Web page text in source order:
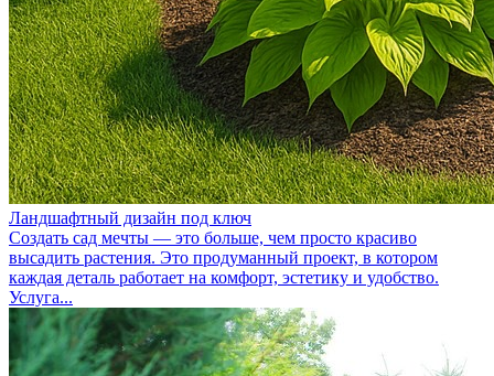
Ландшафтный дизайн под ключ
Создать сад мечты — это больше, чем просто красиво
высадить растения. Это продуманный проект, в котором
каждая деталь работает на комфорт, эстетику и удобство.
Услуга...